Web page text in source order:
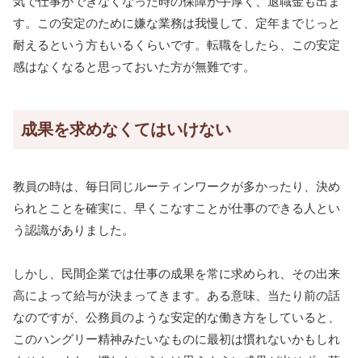
す。この安定のために嫌な業務は我慢して、定年までじっと
耐えるという方もいるくらいです。転職をしたら、この安定
感はなくなると思っておいた方が無難です。
成果を求めなくてはいけない
教員の時は、毎日同じルーティンワークが多かったり、決め
られとことを確実に、早くこなすことが仕事のできる人とい
う認識がありました。
しかし、民間企業では仕事の成果を常に求められ、その出来
高によって給与が決まってきます。ある意味、当たり前の話
なのですが、公務員のような安定的な働き方をしていると、
このハングリー精神みたいなものに最初は慣れないかもしれ